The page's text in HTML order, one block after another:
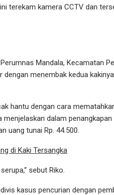
terekam kamera CCTV dan
Mandala, Kecamatan
menembak kedua
hantu dengan cara
dalam penangkapan
uang tunai Rp. 44.500.
di Kaki Tersangka
sebut Riko.
kasus pencurian dengan